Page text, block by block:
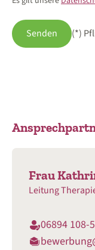
Senden (*)
Frau
Leitung
06894 108-